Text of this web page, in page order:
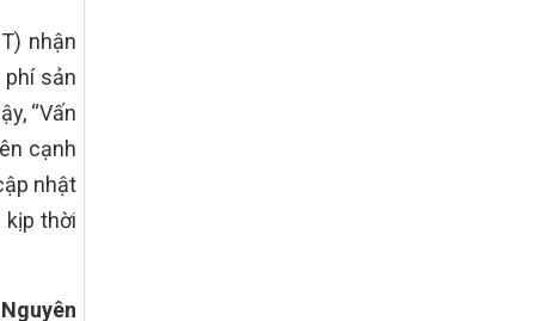
nhận
sản
“Vấn
cạnh
nhật
thời